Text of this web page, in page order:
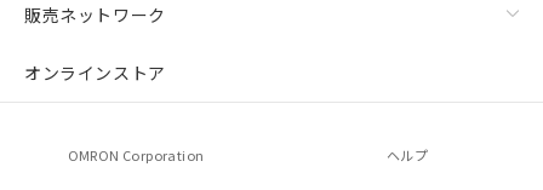
販売ネットワーク
オンラインストア
OMRON Corporation ヘルプ